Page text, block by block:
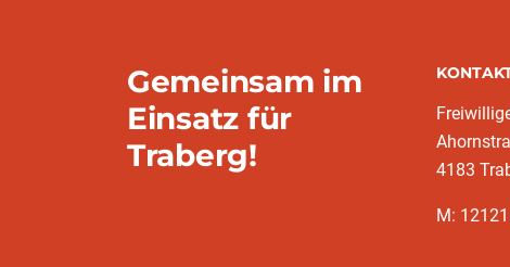
Gemeinsam im
Einsatz für
Traberg!
4183
M: